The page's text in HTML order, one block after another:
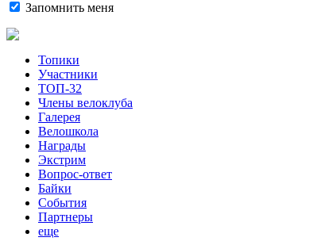
Запомнить меня
Топики
Участники
ТОП-32
Члены велоклуба
Галерея
Велошкола
Награды
Экстрим
Вопрос-ответ
Байки
События
Партнеры
еще